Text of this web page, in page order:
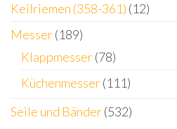
Keilriemen (358-361) (12)
Messer(189)
Klappmesser(78)
Küchenmesser(111)
Seile und Bänder(532)